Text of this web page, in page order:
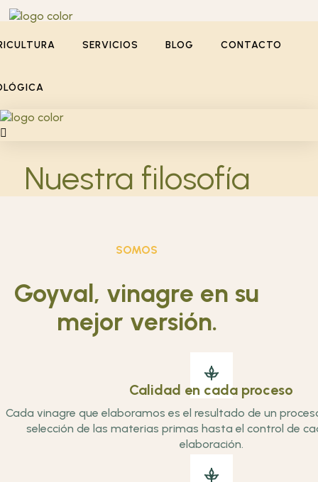
SERVICIOS BLOG CONTACTO
Nuestra filosofía
SOMOS
Goyval, vinagre en su
mejor versión.
Calidad en cada proceso
Cada vinagre que elaboramos es el resultado de un
selección de las materias primas hasta el control de
elaboración.